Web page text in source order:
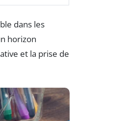
dans les
horizon
et la prise de